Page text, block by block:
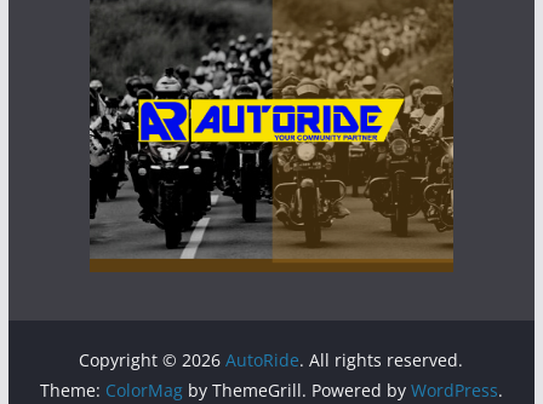
Copyright © 2026AutoRide. All rights reserved.
Theme: ColorMagby ThemeGrill. Powered by WordPress.